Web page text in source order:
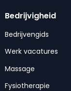
Bedrijvigheid
Bedrijvengids
Werk vacatures
Massage
Fysiotherapie